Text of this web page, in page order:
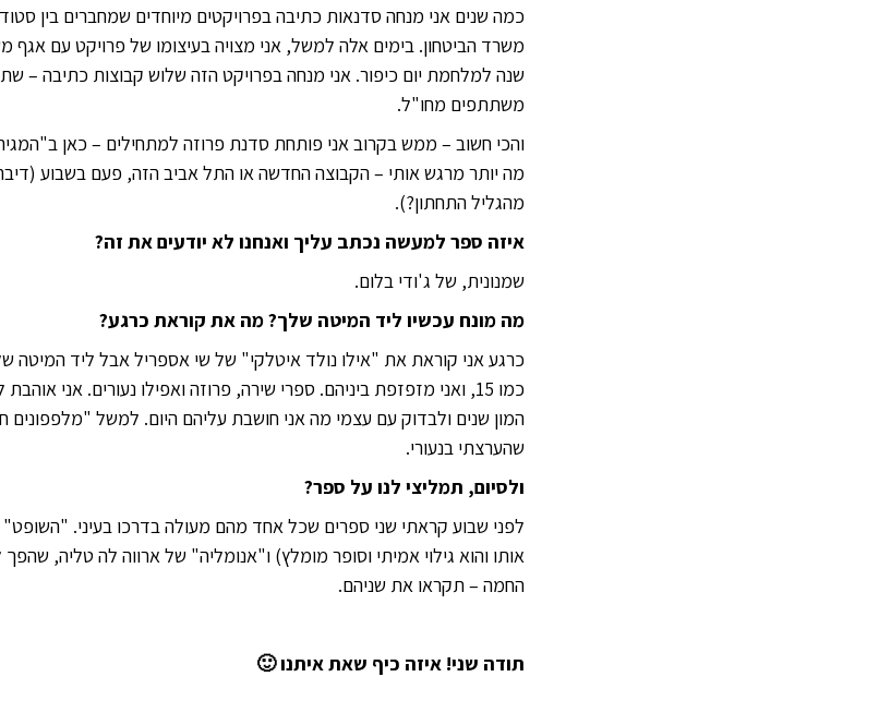
כמה שנים אני מנחה סדנאות כתיבה בפרויקטים מיוחדים שמחברים בין
משרד הביטחון. בימים אלה למשל, אני מצויה בעיצומו של פרויקט עם אגף
שנה למלחמת יום כיפור. אני מנחה בפרויקט הזה שלוש קבוצות כתיבה –
משתתפים מחו"ל.
והכי חשוב – ממש בקרוב אני פותחת סדנת פרוזה למתחילים – כאן
מה יותר מרגש אותי – הקבוצה החדשה או התל אביב הזה, פעם בשבוע
מהגליל התחתון?).
איזה ספר למעשה נכתב עליך ואנחנו לא יודעים את זה?
שמנונית, של ג'ודי בלום.
מה מונח עכשיו ליד המיטה שלך? מה את קוראת כרגע?
כרגע אני קוראת את "אילו נולד איטלקי" של שי אספריל אבל ליד המיטה
כמו 15, ואני מזפזפת ביניהם. ספרי שירה, פרוזה ואפילו נעורים. אני
המון שנים ולבדוק עם עצמי מה אני חושבת עליהם היום. למשל "מלפפונים
שהערצתי בנעורי.
ולסיום, תמליצי לנו על ספר?
לפני שבוע קראתי שני ספרים שכל אחד מהם מעולה בדרכו בעיני.
אותו והוא גילוי אמיתי וסופר מומלץ) ו"אנומליה" של ארווה לה טליה,
החמה – תקראו את שניהם.
תודה שני! איזה כיף שאת איתנו 🙂